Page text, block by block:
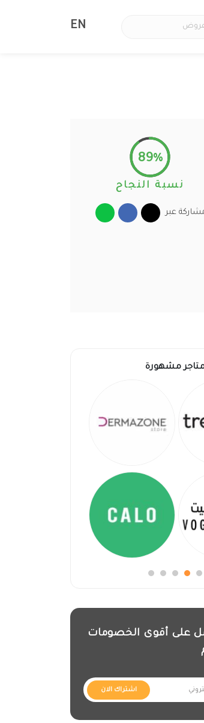
EN
89%
نسبة النجاح
عبر
مشهورة
على أقوى الخصومات
اشتراك الان